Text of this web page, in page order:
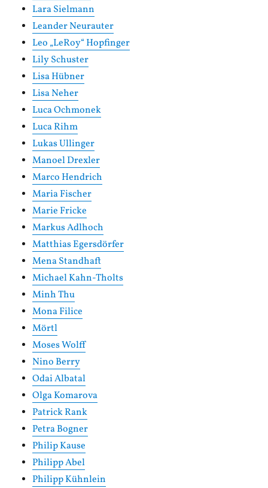
Lara Sielmann
Leander Neurauter
Leo „LeRoy“ Hopfinger
Lily Schuster
Lisa Hübner
Lisa Neher
Luca Ochmonek
Luca Rihm
Lukas Ullinger
Manoel Drexler
Marco Hendrich
Maria Fischer
Marie Fricke
Markus Adlhoch
Matthias Egersdörfer
Mena Standhaft
Michael Kahn-Tholts
Minh Thu
Mona Filice
Mörtl
Moses Wolff
Nino Berry
Odai Albatal
Olga Komarova
Patrick Rank
Petra Bogner
Philip Kause
Philipp Abel
Philipp Kühnlein